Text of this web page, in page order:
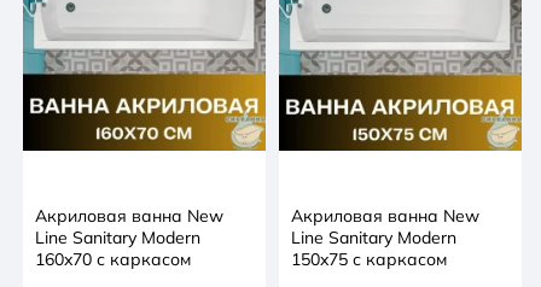
Акриловая ванна New
Line Sanitary Modern
160x70 с каркасом
Акриловая ванна New
Line Sanitary Modern
150x75 с каркасом